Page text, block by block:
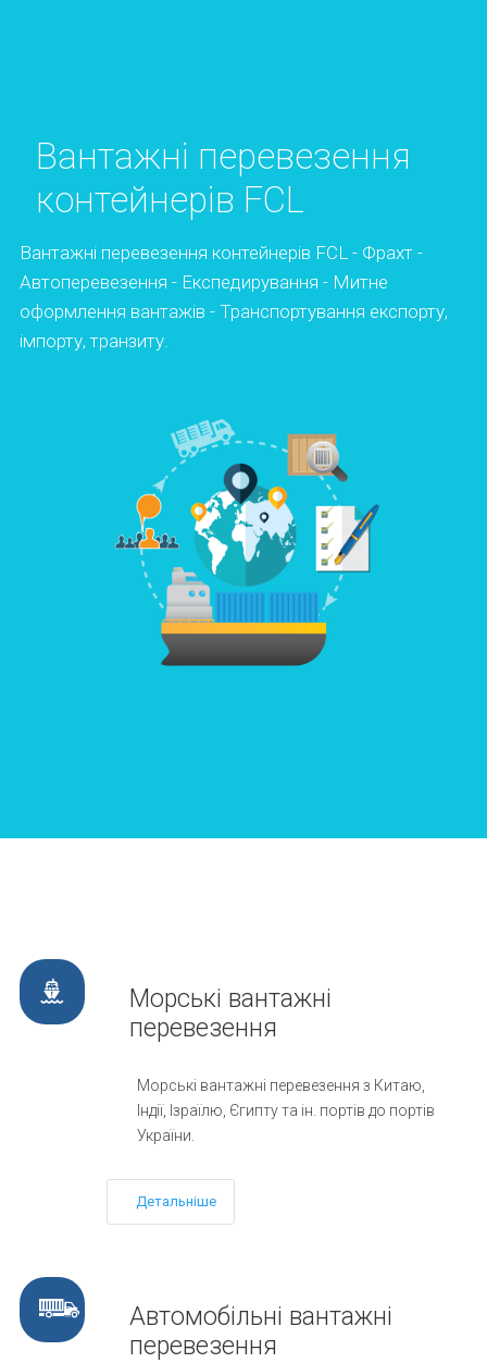
Вантажні перевезення
контейнерів FCL
Вантажні перевезення контейнерів FCL - Фрахт -
Автоперевезення - Експедирування - Митне
оформлення вантажів - Транспортування експорту,
імпорту, транзиту.
Морські вантажні
перевезення
Морські вантажні перевезення з Китаю,
Індії, Ізраїлю, Єгипту та ін. портів до портів
України.
Детальніше
Автомобільні вантажні
перевезення